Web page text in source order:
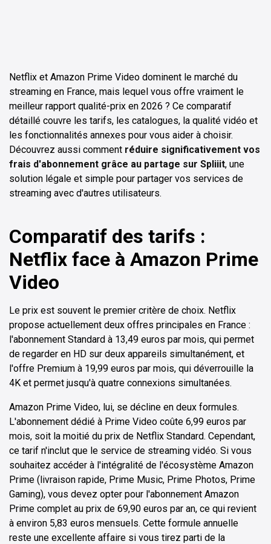
Netflix et Amazon Prime Video dominent le marché du
streaming en France, mais lequel vous offre vraiment le
meilleur rapport qualité-prix en 2026 ? Ce comparatif
détaillé couvre les tarifs, les catalogues, la qualité vidéo et
les fonctionnalités annexes pour vous aider à choisir.
Découvrez aussi comment réduire significativement vos
frais d'abonnement grâce au partage sur Spliiit, une
solution légale et simple pour partager vos services de
streaming avec d'autres utilisateurs.
Comparatif des tarifs :
Netflix face à Amazon Prime
Video
Le prix est souvent le premier critère de choix. Netflix
propose actuellement deux offres principales en France :
l'abonnement Standard à 13,49 euros par mois, qui permet
de regarder en HD sur deux appareils simultanément, et
l'offre Premium à 19,99 euros par mois, qui déverrouille la
4K et permet jusqu'à quatre connexions simultanées.
Amazon Prime Video, lui, se décline en deux formules.
L'abonnement dédié à Prime Video coûte 6,99 euros par
mois, soit la moitié du prix de Netflix Standard. Cependant,
ce tarif n'inclut que le service de streaming vidéo. Si vous
souhaitez accéder à l'intégralité de l'écosystème Amazon
Prime (livraison rapide, Prime Music, Prime Photos, Prime
Gaming), vous devez opter pour l'abonnement Amazon
Prime complet au prix de 69,90 euros par an, ce qui revient
à environ 5,83 euros mensuels. Cette formule annuelle
reste une excellente affaire si vous tirez parti de la